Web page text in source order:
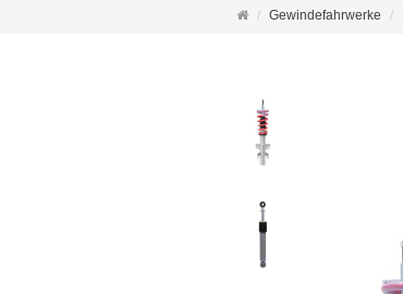
Startseite
Gewindefahrwerke